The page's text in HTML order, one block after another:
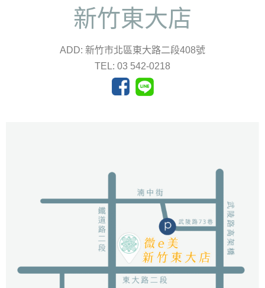
新竹東大店
ADD: 新竹市北區東大路二段408號
TEL: 03 542-0218